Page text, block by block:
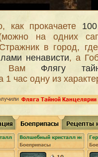
как прокачаете
на одних
в город,
ненависти, а
Вам Флягу
час одну из